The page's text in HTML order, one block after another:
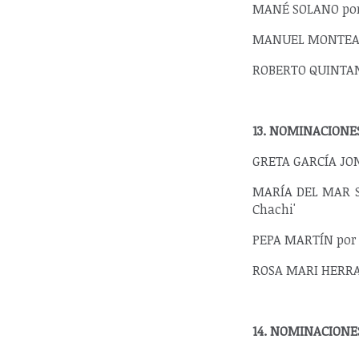
MANÉ SOLANO
MANUEL
ROBERTO
13.
GRETA GARCÍA
MARÍA DEL
Chachi'
PEPA MARTÍN
ROSA MARI
14.